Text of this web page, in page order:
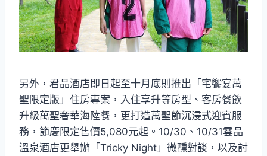
另外，君品酒店即日起至十月底則推出「宅饗宴萬
聖限定版」住房專案，入住享升等房型、客房餐飲
升級萬聖奢華海陸餐，更打造萬聖節沉浸式迎賓服
務，節慶限定售價5,080元起。10/30、10/31雲品
溫泉酒店更舉辦「Tricky Night」微醺對談，以及討